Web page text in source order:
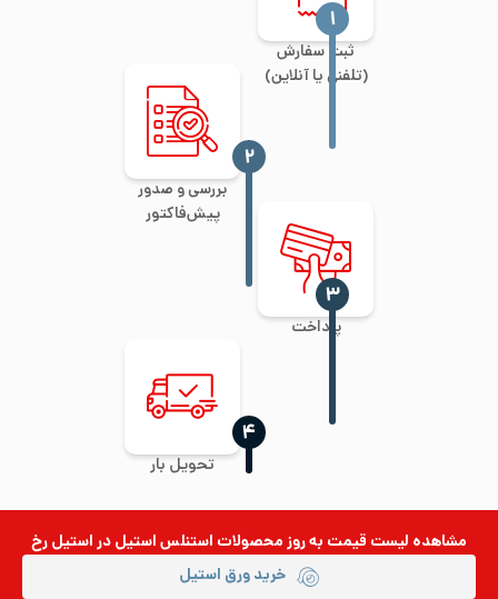
ثبت سفارش
(تلفنی یا آنلاین)
‍۱
بررسی و صدور
پیش‌فاکتور
‍۲
پرداخت
‍۳
تحویل بار
‍۴
مشاهده لیست قیمت به روزمحصولات استنلس استیلدر استیل رخ
خرید ورق استیل